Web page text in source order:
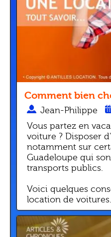
Comment bien
Jean-Philippe
Vous partez en
voiture ? Disposer
notamment sur
Guadeloupe qui
transports publics.
Voici quelques
location de